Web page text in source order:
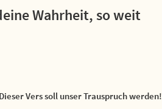
Wahrheit, so weit
Dieser Vers soll unser Trauspruch werden!